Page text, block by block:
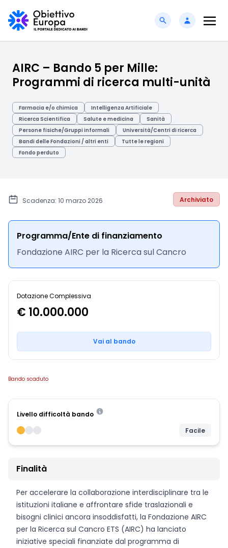
AIRC – Bando 5 per Mille:
Programmi di ricerca multi-unità
Farmacia e/o chimica
Intelligenza Artificiale
Ricerca Scientifica
Salute e medicina
Sanità
Persone fisiche/Gruppi informali
Università/Centri di ricerca
Bandi delle Fondazioni / altri enti
Tutte le regioni
Fondo perduto
Scadenza: 10 marzo 2026 Archiviato
Programma/Ente di finanziamento
Fondazione AIRC per la Ricerca sul Cancro
Dotazione Complessiva
€ 10.000.000
Vai al bando
Bando scaduto
Livello difficoltà bando
Facile
Finalità
Per accelerare la collaborazione interdisciplinare tra le
istituzioni italiane e affrontare sfide traslazionali e
bisogni clinici ancora insoddisfatti, la Fondazione AIRC
per la Ricerca sul Cancro ETS (AIRC) ha lanciato
iniziative speciali finanziate dal programma di